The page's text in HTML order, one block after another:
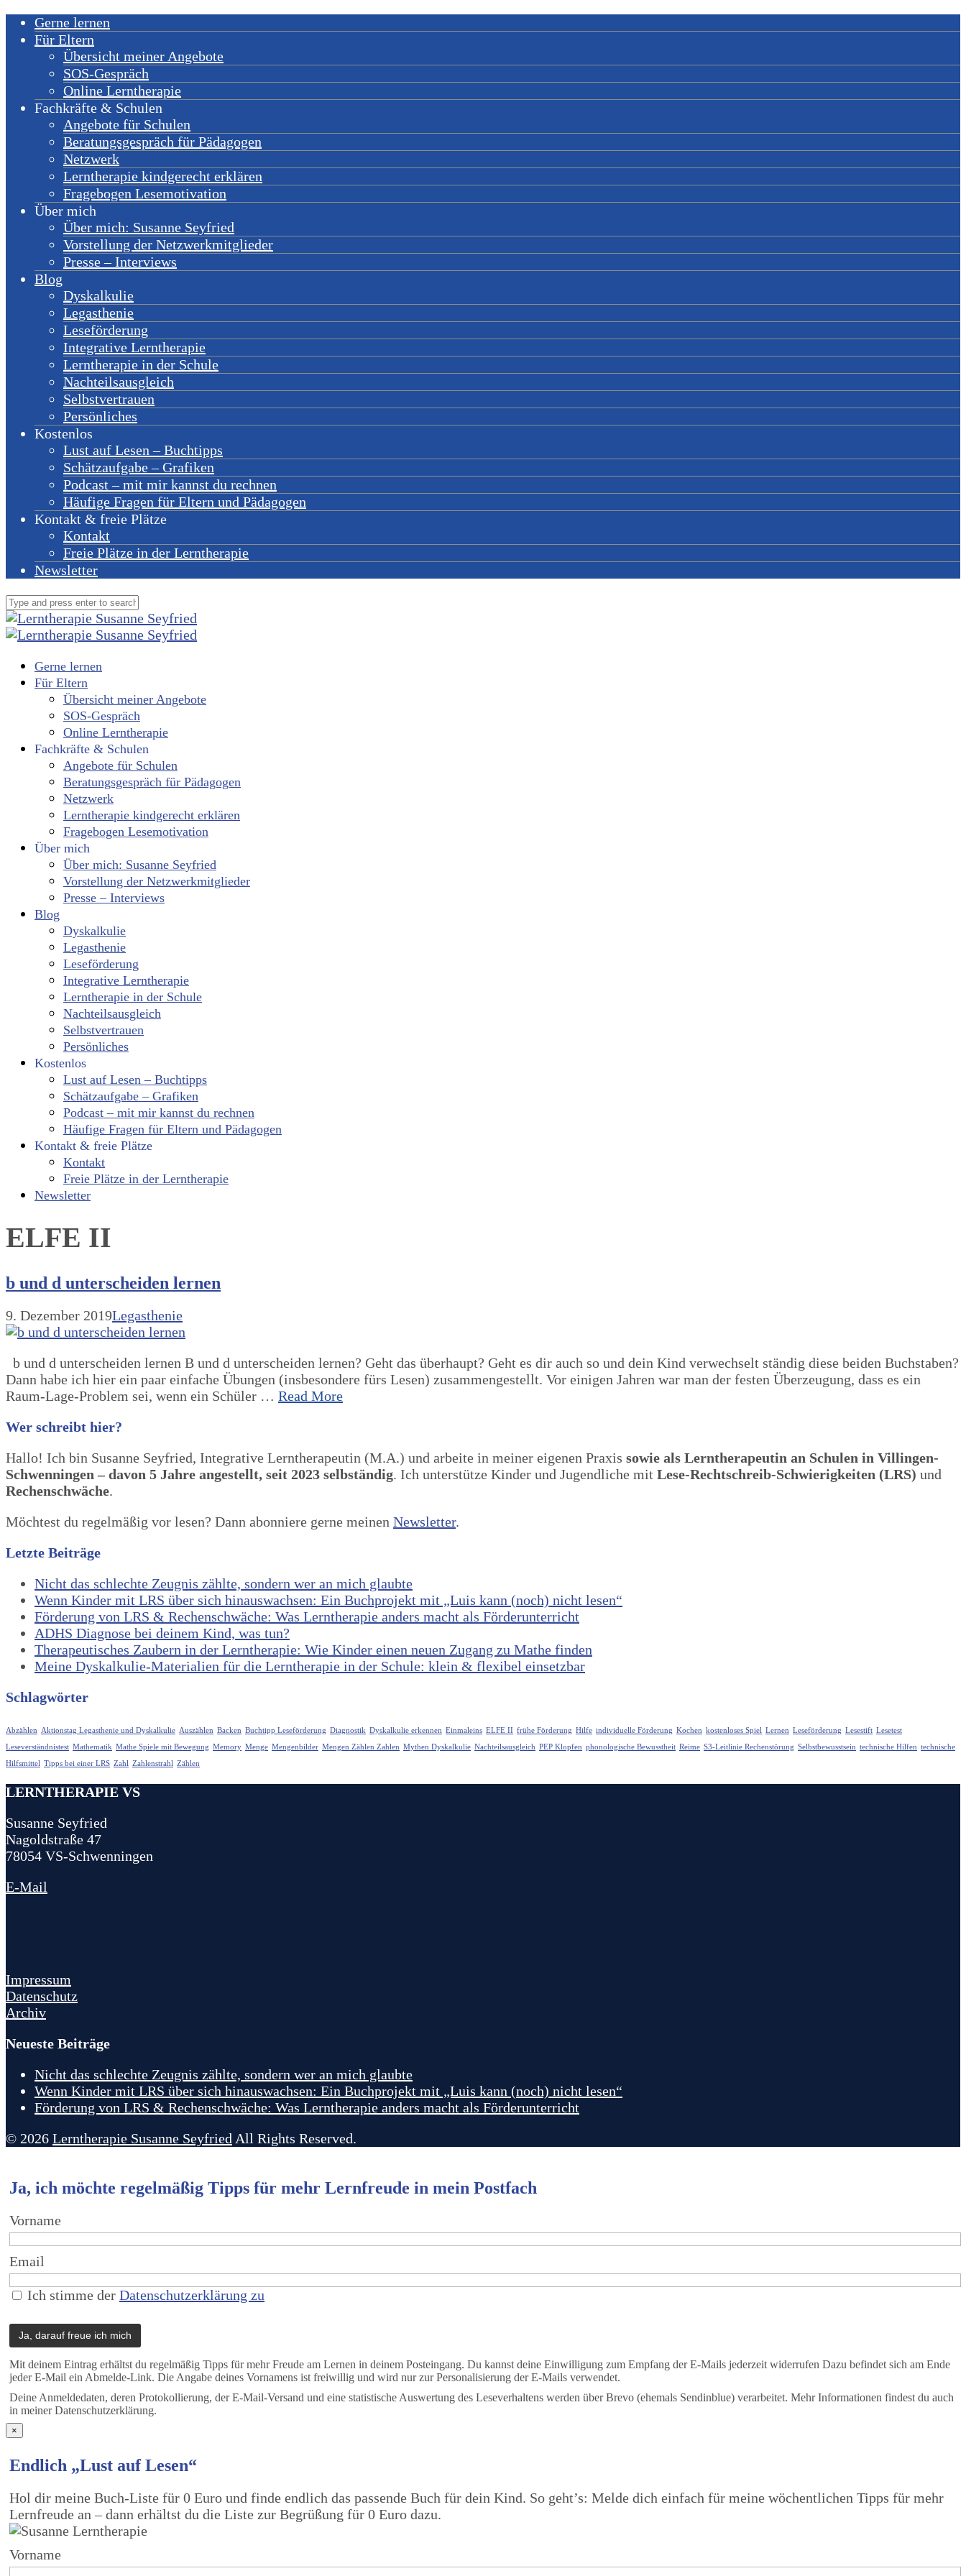
Gerne lernen
Für Eltern
Übersicht meiner Angebote
SOS-Gespräch
Online Lerntherapie
Fachkräfte & Schulen
Angebote für Schulen
Beratungsgespräch für Pädagogen
Netzwerk
Lerntherapie kindgerecht erklären
Fragebogen Lesemotivation
Über mich
Über mich: Susanne Seyfried
Vorstellung der Netzwerkmitglieder
Presse – Interviews
Blog
Dyskalkulie
Legasthenie
Leseförderung
Integrative Lerntherapie
Lerntherapie in der Schule
Nachteilsausgleich
Selbstvertrauen
Persönliches
Kostenlos
Lust auf Lesen – Buchtipps
Schätzaufgabe – Grafiken
Podcast – mit mir kannst du rechnen
Häufige Fragen für Eltern und Pädagogen
Kontakt & freie Plätze
Kontakt
Freie Plätze in der Lerntherapie
Newsletter
Gerne lernen
Für Eltern
Übersicht meiner Angebote
SOS-Gespräch
Online Lerntherapie
Fachkräfte & Schulen
Angebote für Schulen
Beratungsgespräch für Pädagogen
Netzwerk
Lerntherapie kindgerecht erklären
Fragebogen Lesemotivation
Über mich
Über mich: Susanne Seyfried
Vorstellung der Netzwerkmitglieder
Presse – Interviews
Blog
Dyskalkulie
Legasthenie
Leseförderung
Integrative Lerntherapie
Lerntherapie in der Schule
Nachteilsausgleich
Selbstvertrauen
Persönliches
Kostenlos
Lust auf Lesen – Buchtipps
Schätzaufgabe – Grafiken
Podcast – mit mir kannst du rechnen
Häufige Fragen für Eltern und Pädagogen
Kontakt & freie Plätze
Kontakt
Freie Plätze in der Lerntherapie
Newsletter
ELFE II
b und d unterscheiden lernen
9. Dezember 2019Legasthenie
b und d unterscheiden lernen B und d unterscheiden lernen? Geht das überhaupt? Geht es dir auch so und dein Kind verwechselt ständig diese beiden Buchstaben?
Dann habe ich hier ein paar einfache Übungen (insbesondere fürs Lesen) zusammengestellt. Vor einigen Jahren war man der festen Überzeugung, dass es ein
Raum-Lage-Problem sei, wenn ein Schüler … Read More
Wer schreibt hier?
Hallo! Ich bin Susanne Seyfried, Integrative Lerntherapeutin (M.A.) und arbeite in meiner eigenen Praxis sowie als Lerntherapeutin an Schulen in Villingen-
Schwenningen – davon 5 Jahre angestellt, seit 2023 selbständig. Ich unterstütze Kinder und Jugendliche mit Lese-Rechtschreib-Schwierigkeiten (LRS) und
Rechenschwäche.
Möchtest du regelmäßig vor lesen? Dann abonniere gerne meinen Newsletter.
Letzte Beiträge
Nicht das schlechte Zeugnis zählte, sondern wer an mich glaubte
Wenn Kinder mit LRS über sich hinauswachsen: Ein Buchprojekt mit „Luis kann (noch) nicht lesen“
Förderung von LRS & Rechenschwäche: Was Lerntherapie anders macht als Förderunterricht
ADHS Diagnose bei deinem Kind, was tun?
Therapeutisches Zaubern in der Lerntherapie: Wie Kinder einen neuen Zugang zu Mathe finden
Meine Dyskalkulie-Materialien für die Lerntherapie in der Schule: klein & flexibel einsetzbar
Schlagwörter
Abzählen Aktionstag Legasthenie und Dyskalkulie Auszählen Backen Buchtipp Leseförderung Diagnostik Dyskalkulie erkennen Einmaleins ELFE II frühe Förderung Hilfe individuelle Förderung Kochen kostenloses Spiel Lernen Leseförderung Lesestift Lesetest
Leseverständnistest Mathematik Mathe Spiele mit Bewegung Memory Menge Mengenbilder Mengen Zählen Zahlen Mythen Dyskalkulie Nachteilsausgleich PEP Klopfen phonologische Bewusstheit Reime S3-Leitlinie Rechenstörung Selbstbewusstsein technische Hilfen technische
Hilfsmittel Tipps bei einer LRS Zahl Zahlenstrahl Zählen
LERNTHERAPIE VS
Susanne Seyfried
Nagoldstraße 47
78054 VS-Schwenningen
E-Mail
Impressum
Datenschutz
Archiv
Neueste Beiträge
Nicht das schlechte Zeugnis zählte, sondern wer an mich glaubte
Wenn Kinder mit LRS über sich hinauswachsen: Ein Buchprojekt mit „Luis kann (noch) nicht lesen“
Förderung von LRS & Rechenschwäche: Was Lerntherapie anders macht als Förderunterricht
© 2026 Lerntherapie Susanne Seyfried All Rights Reserved.
Ja, ich möchte regelmäßig Tipps für mehr Lernfreude in mein Postfach
Vorname
Email
Ich stimme der Datenschutzerklärung zu
Mit deinem Eintrag erhältst du regelmäßig Tipps für mehr Freude am Lernen in deinem Posteingang. Du kannst deine Einwilligung zum Empfang der E-Mails jederzeit widerrufen Dazu befindet sich am Ende
jeder E-Mail ein Abmelde-Link. Die Angabe deines Vornamens ist freiwillig und wird nur zur Personalisierung der E-Mails verwendet.
Deine Anmeldedaten, deren Protokollierung, der E-Mail-Versand und eine statistische Auswertung des Leseverhaltens werden über Brevo (ehemals Sendinblue) verarbeitet. Mehr Informationen findest du auch
in meiner Datenschutzerklärung.
×
Endlich „Lust auf Lesen“
Hol dir meine Buch-Liste für 0 Euro und finde endlich das passende Buch für dein Kind. So geht’s: Melde dich einfach für meine wöchentlichen Tipps für mehr
Lernfreude an – dann erhältst du die Liste zur Begrüßung für 0 Euro dazu.
Vorname